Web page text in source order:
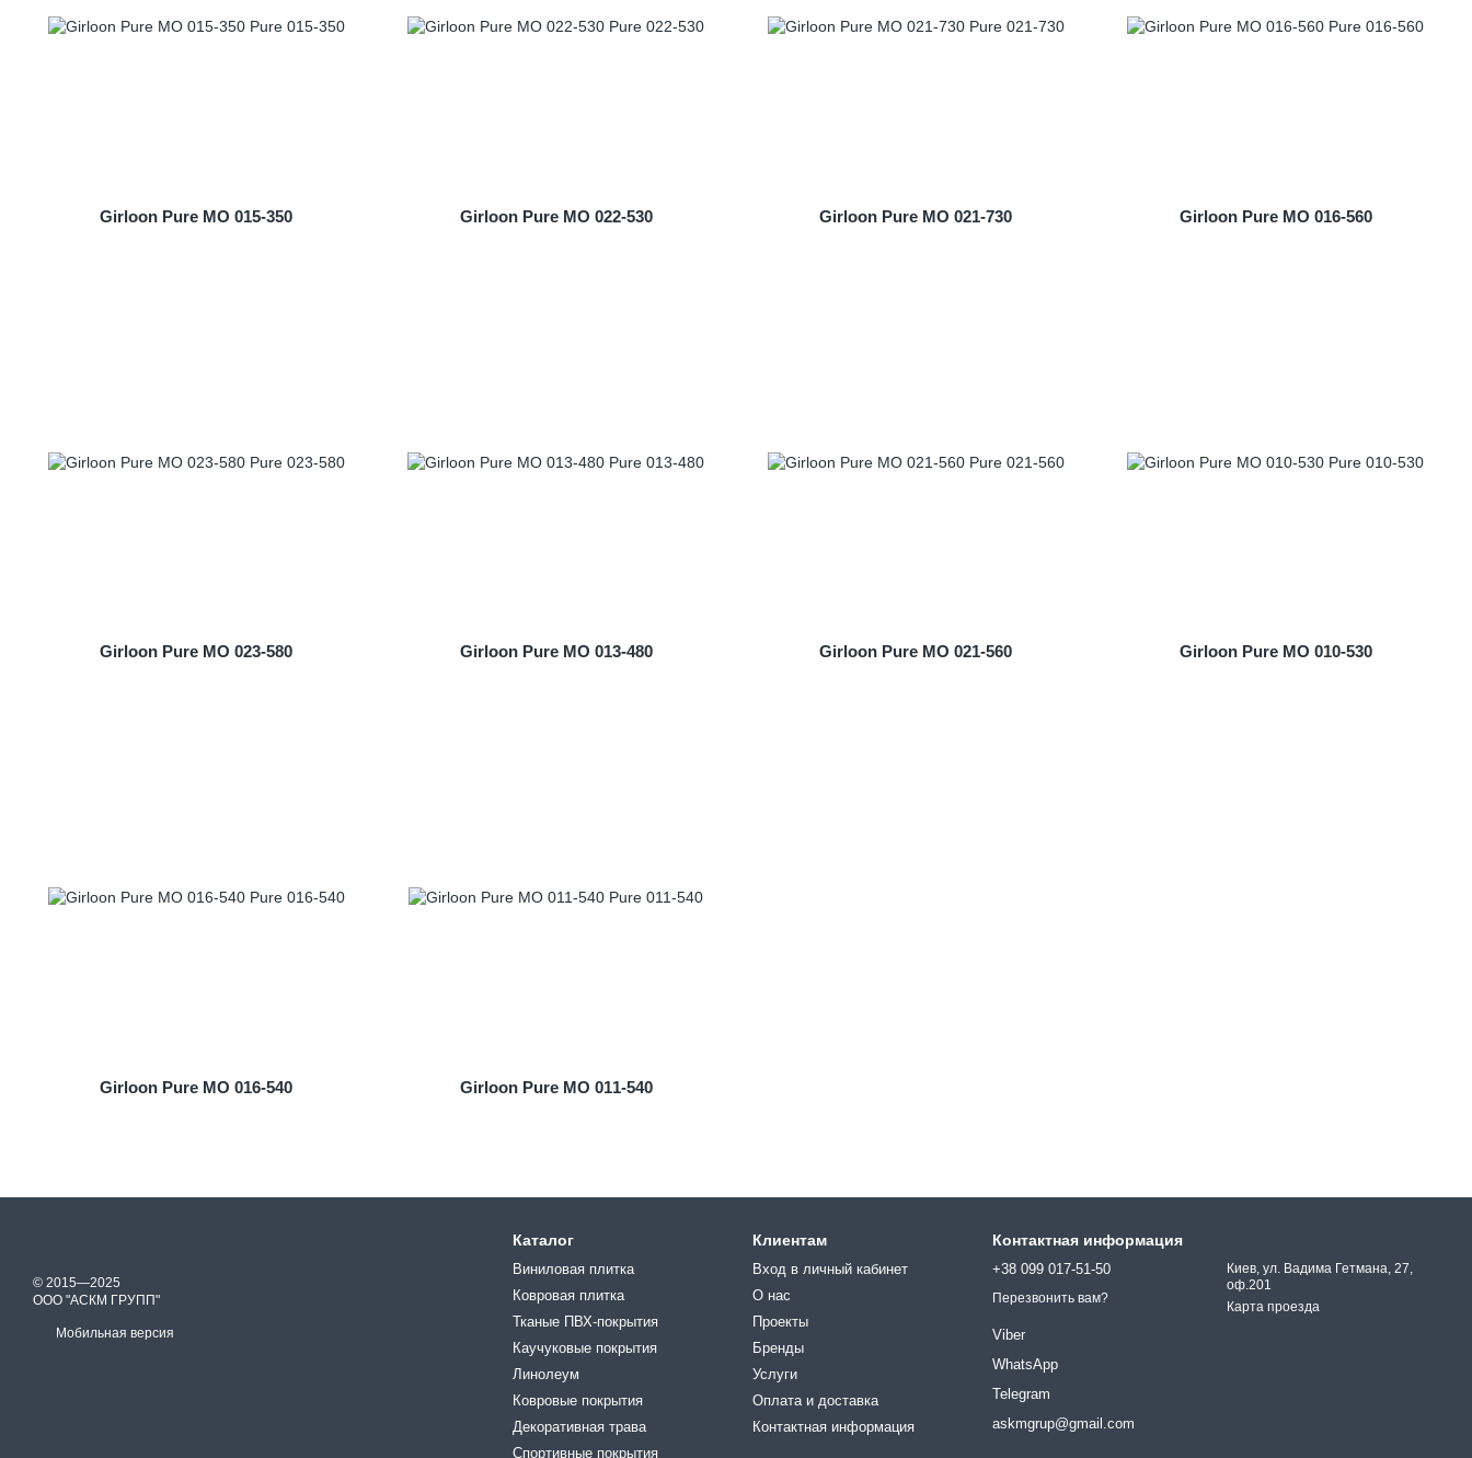
Girloon Pure MO 015-350 Girloon Pure MO 022-530 Girloon Pure MO 021-730 Girloon Pure MO 016-560
Girloon Pure MO 023-580 Girloon Pure MO 013-480 Girloon Pure MO 021-560 Girloon Pure MO 010-530
Girloon Pure MO 016-540 Girloon Pure MO 011-540
© 2015—2025
ООО "АСКМ ГРУПП"
Мобильная версия
Каталог
Виниловая плитка
Ковровая плитка
Тканые ПВХ-покрытия
Каучуковые покрытия
Линолеум
Ковровые покрытия
Декоративная трава
Спортивные покрытия
Клиентам
Вход в личный кабинет
О нас
Проекты
Бренды
Услуги
Оплата и доставка
Контактная информация
Контактная информация
+38 099 017-51-50
Перезвонить вам?
Viber
WhatsApp
Telegram
askmgrup@gmail.com
Киев, ул. Вадима Гетмана, 27,
оф.201
Карта проезда